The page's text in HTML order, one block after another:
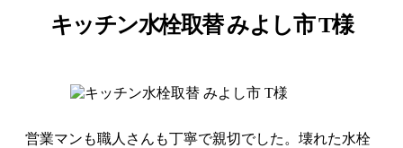
キッチン水栓取替 みよし市 T様
営業マンも職人さんも丁寧で親切でした。壊れた水栓